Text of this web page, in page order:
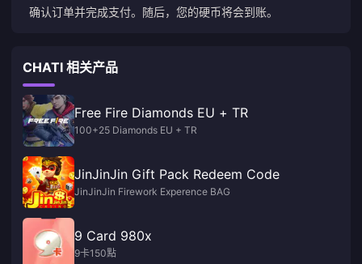
确认订单并完成支付。随后，您的硬币将会到账。
CHATI 相关产品
Free Fire Diamonds EU + TR
100+25 Diamonds EU + TR
JinJinJin Gift Pack Redeem Code
JinJinJin Firework Experence BAG
9 Card 980x
9卡150點